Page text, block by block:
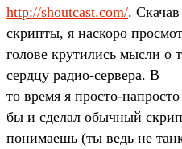
http://shoutcast.com/.
скрипты, я наскоро
голове крутились мысли о
сердцу радио-сервера. В
то время я просто-
бы и сделал обычный
понимаешь (ты ведь не